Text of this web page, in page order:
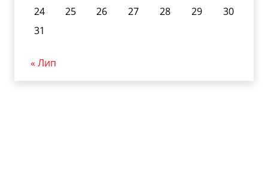
24
25 26 27 28 29
30
31
« Лип